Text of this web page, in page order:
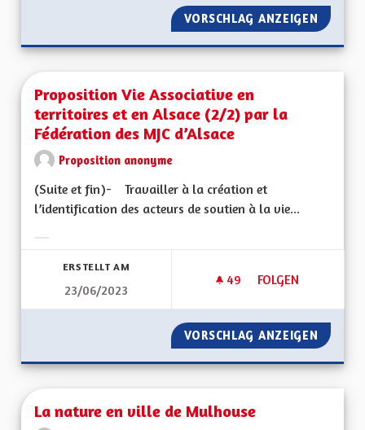
VORSCHLAG ANZEIGEN DES
Proposition Vie Associative en
territoires et en Alsace (2/2) par la
Fédération des MJC d’Alsace
Proposition anonyme
(Suite et fin)- Travailler à la création et
l’identification des acteurs de soutien à la vie...
ERSTELLT AM
23/06/2023
49 49 FOLLOWER
FOLGEN
PROPOSITION VIE
VORSCHLAG ANZEIGEN
La nature en ville de Mulhouse